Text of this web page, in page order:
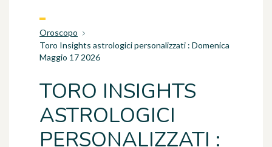
Oroscopo
Toro Insights astrologici personalizzati : Domenica
Maggio 17 2026
TORO INSIGHTS
ASTROLOGICI
PERSONALIZZATI :